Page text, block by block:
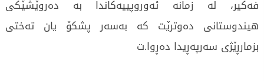
فەکیر، لە زمانە ئەوروپییەکاندا بە دەروێشێکی
هیندوستانی دەوترێت کە بەسەر پشکۆ یان تەختی
بزمارڕێژی سەرپەڕیدا دەڕوا.ت